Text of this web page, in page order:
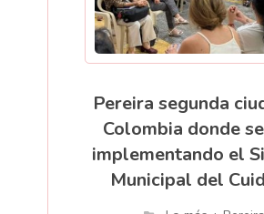
Pereira segunda
Colombia donde
implementando el
Municipal del